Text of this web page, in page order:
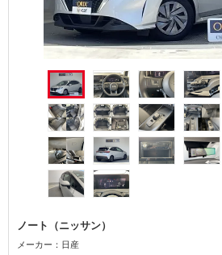
ノート（ニッサン）
メーカー：日産